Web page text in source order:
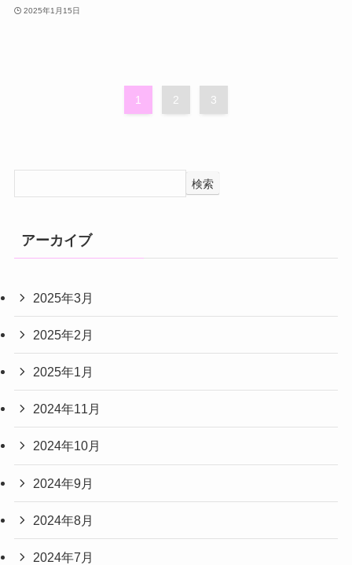
2025年1月15日
1 2 3
検索
アーカイブ
2025年3月
2025年2月
2025年1月
2024年11月
2024年10月
2024年9月
2024年8月
2024年7月